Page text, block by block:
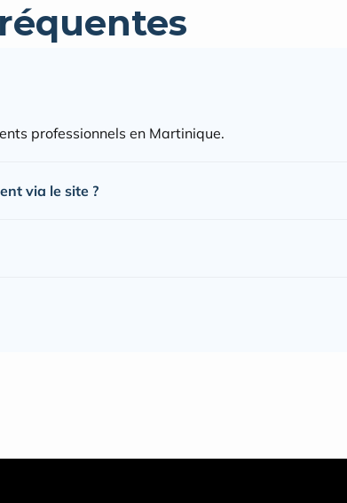
professionnels en Martinique.
via le site ?